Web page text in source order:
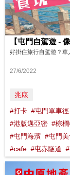
27/6/2022
兆康
#打卡 #屯門單車徑
#港版邁亞密 #棕
#屯門海濱 #屯門美
#cafe #屯赤隧道